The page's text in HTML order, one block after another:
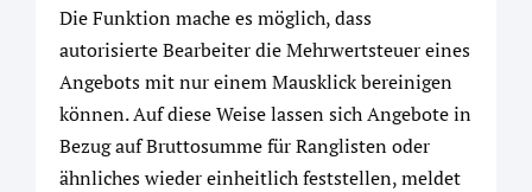
Die Funktion mache es möglich, dass
autorisierte Bearbeiter die Mehrwertsteuer eines
Angebots mit nur einem Mausklick bereinigen
können. Auf diese Weise lassen sich Angebote in
Bezug auf Bruttosumme für Ranglisten oder
ähnliches wieder einheitlich feststellen, meldet